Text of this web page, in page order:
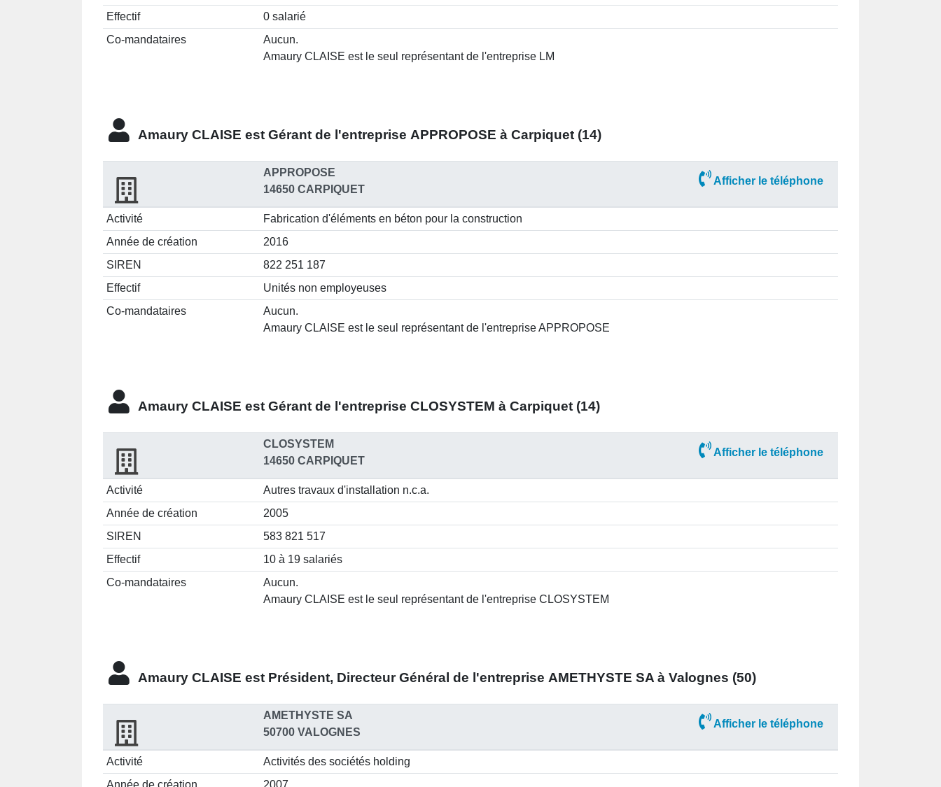
Effectif
0 salarié
Co-mandataires
Aucun.
Amaury CLAISE est le seul représentant de l'entreprise LM
Amaury CLAISE est Gérant de l'entreprise APPROPOSE à Carpiquet (14)
Afficher le téléphone
APPROPOSE
14650 CARPIQUET
Activité
Fabrication d'éléments en béton pour la construction
Année de création
2016
SIREN
822 251 187
Effectif
Unités non employeuses
Co-mandataires
Aucun.
Amaury CLAISE est le seul représentant de l'entreprise APPROPOSE
Amaury CLAISE est Gérant de l'entreprise CLOSYSTEM à Carpiquet (14)
Afficher le téléphone
CLOSYSTEM
14650 CARPIQUET
Activité
Autres travaux d'installation n.c.a.
Année de création
2005
SIREN
583 821 517
Effectif
10 à 19 salariés
Co-mandataires
Aucun.
Amaury CLAISE est le seul représentant de l'entreprise CLOSYSTEM
Amaury CLAISE est Président, Directeur Général de l'entreprise AMETHYSTE SA à Valognes (50)
Afficher le téléphone
AMETHYSTE SA
50700 VALOGNES
Activité
Activités des sociétés holding
Année de création
2007